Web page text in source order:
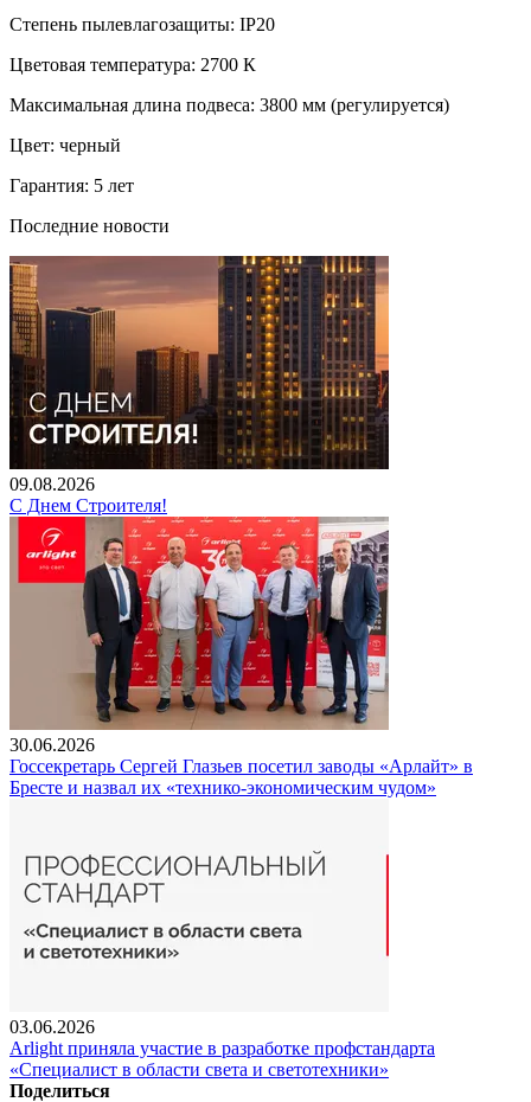
Степень пылевлагозащиты: IP20
Цветовая температура: 2700 К
Максимальная длина подвеса: 3800 мм (регулируется)
Цвет: черный
Гарантия: 5 лет
Последние новости
09.08.2026
С Днем Строителя!
30.06.2026
Госсекретарь Сергей Глазьев посетил заводы «Арлайт» в
Бресте и назвал их «технико-экономическим чудом»
03.06.2026
Arlight приняла участие в разработке профстандарта
«Специалист в области света и светотехники»
Поделиться